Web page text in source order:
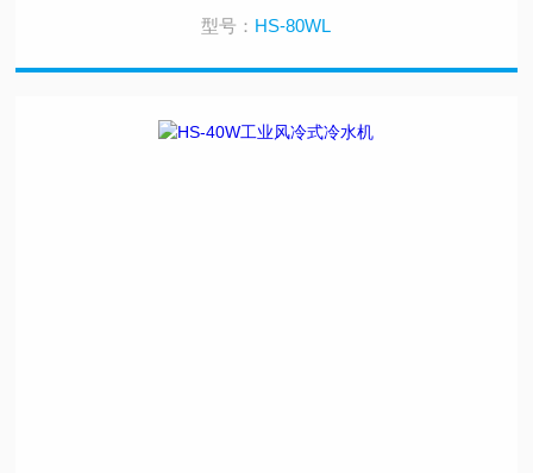
型号： HS-80WL